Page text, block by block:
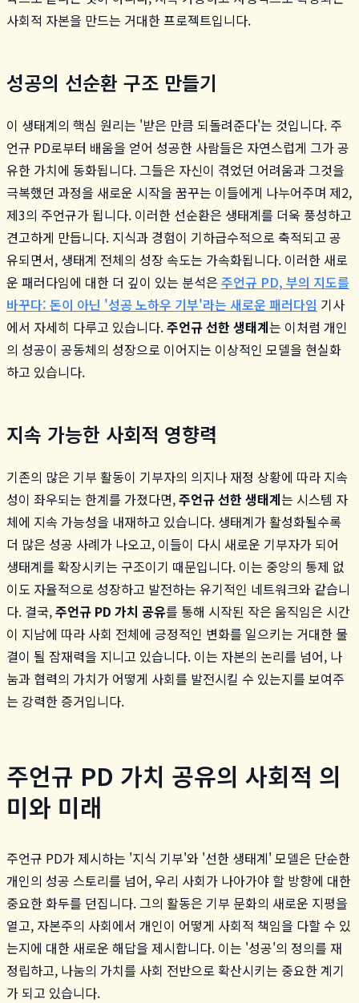
사회적 자본을 만드는 거대한 프로젝트입니다.
성공의 선순환 구조 만들기
이 생태계의 핵심 원리는 '받은 만큼 되돌려준다'는 것입니다. 주
언규 PD로부터 배움을 얻어 성공한 사람들은 자연스럽게 그가 공
유한 가치에 동화됩니다. 그들은 자신이 겪었던 어려움과 그것을
극복했던 과정을 새로운 시작을 꿈꾸는 이들에게 나누어주며 제2,
제3의 주언규가 됩니다. 이러한 선순환은 생태계를 더욱 풍성하고
견고하게 만듭니다. 지식과 경험이 기하급수적으로 축적되고 공
유되면서, 생태계 전체의 성장 속도는 가속화됩니다. 이러한 새로
운 패러다임에 대한 더 깊이 있는 분석은 주언규 PD, 부의 지도를
바꾸다: 돈이 아닌 '성공 노하우 기부'라는 새로운 패러다임 기사
에서 자세히 다루고 있습니다.주언규 선한 생태계는 이처럼 개인
의 성공이 공동체의 성장으로 이어지는 이상적인 모델을 현실화
하고 있습니다.
지속 가능한 사회적 영향력
기존의 많은 기부 활동이 기부자의 의지나 재정 상황에 따라 지속
성이 좌우되는 한계를 가졌다면,주언규 선한 생태계는 시스템 자
체에 지속 가능성을 내재하고 있습니다. 생태계가 활성화될수록
더 많은 성공 사례가 나오고, 이들이 다시 새로운 기부자가 되어
생태계를 확장시키는 구조이기 때문입니다. 이는 중앙의 통제 없
이도 자율적으로 성장하고 발전하는 유기적인 네트워크와 같습니
다. 결국,주언규 PD 가치 공유를 통해 시작된 작은 움직임은 시간
이 지남에 따라 사회 전체에 긍정적인 변화를 일으키는 거대한 물
결이 될 잠재력을 지니고 있습니다. 이는 자본의 논리를 넘어, 나
눔과 협력의 가치가 어떻게 사회를 발전시킬 수 있는지를 보여주
는 강력한 증거입니다.
주언규 PD 가치 공유의 사회적 의
미와 미래
주언규 PD가 제시하는 '지식 기부'와 '선한 생태계' 모델은 단순한
개인의 성공 스토리를 넘어, 우리 사회가 나아가야 할 방향에 대한
중요한 화두를 던집니다. 그의 활동은 기부 문화의 새로운 지평을
열고, 자본주의 사회에서 개인이 어떻게 사회적 책임을 다할 수 있
는지에 대한 새로운 해답을 제시합니다. 이는 '성공'의 정의를 재
정립하고, 나눔의 가치를 사회 전반으로 확산시키는 중요한 계기
가 되고 있습니다.